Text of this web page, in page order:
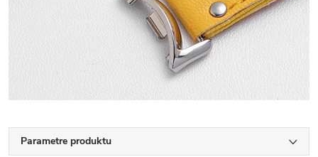
Parametre produktu